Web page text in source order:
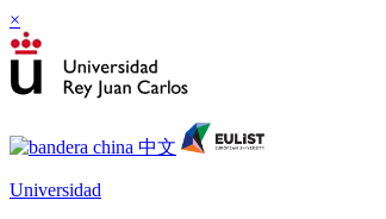
×
Universidad